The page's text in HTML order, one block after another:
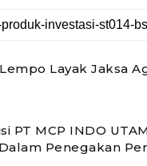
Layak Jaksa
PT MCP INDO
Penegakan